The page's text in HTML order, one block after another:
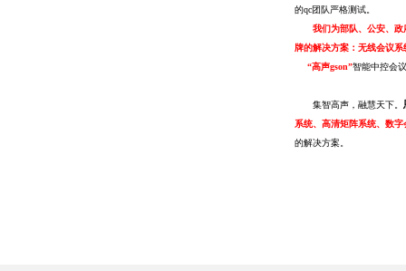
的qc团队严格测试。
我们为部队、公安、
牌的解决方案： 无线会议系
“高声gson”智能中控会
集智高声，融慧天下。
系统、高清矩阵系统、数
的解决方案。